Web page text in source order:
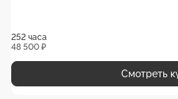
252 часа
48 500 ₽
Смотреть